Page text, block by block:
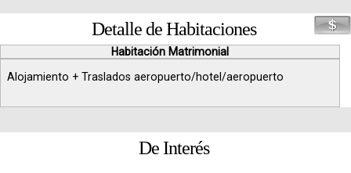
Detalle de Habitaciones
Habitación Matrimonial
Alojamiento + Traslados aeropuerto/hotel/aeropuerto
De Interés